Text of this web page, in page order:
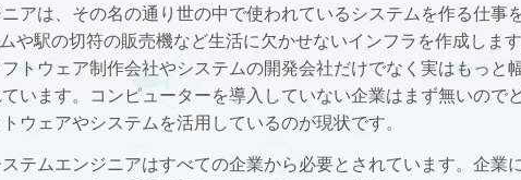
アは、その名の通り世の中で使われているシステムを作る仕事
や駅の切符の販売機など生活に欠かせないインフラを作成しま
トウェア制作会社やシステムの開発会社だけでなく実はもっと
います。コンピューターを導入していない企業はまず無いので
ウェアやシステムを活用しているのが現状です。
テムエンジニアはすべての企業から必要とされています。企業